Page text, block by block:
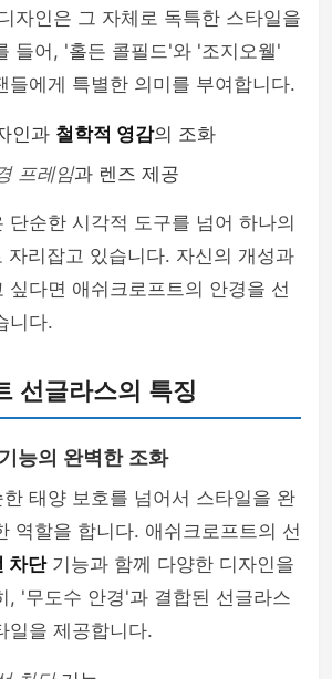
자인은 그 자체로 독특한 스타일을
들어, '홀든 콜필드'와 '조지오웰'
들에게 특별한 의미를 부여합니다.
인과 철학적 영감의 조화
프레임과 렌즈 제공
단순한 시각적 도구를 넘어 하나의
자리잡고 있습니다. 자신의 개성과
싶다면 애쉬크로프트의 안경을 선
니다.
선글라스의 특징
능의 완벽한 조화
태양 보호를 넘어서 스타일을 완
역할을 합니다. 애쉬크로프트의 선
차단기능과 함께 다양한 디자인을
, '무도수 안경'과 결합된 선글라스
일을 제공합니다.